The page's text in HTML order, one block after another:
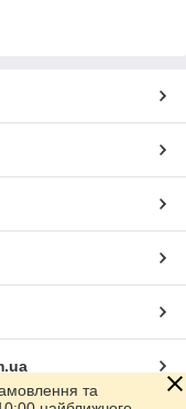
та